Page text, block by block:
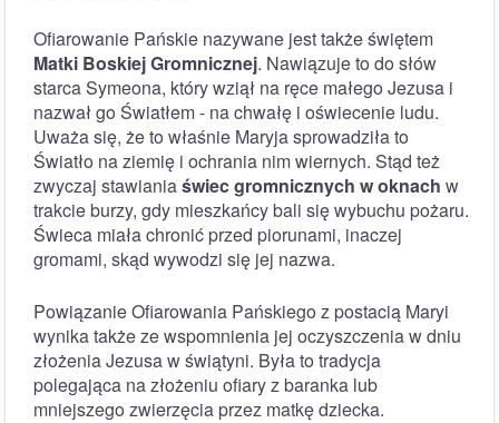
Ofiarowanie Pańskie nazywane jest także świętem
Matki Boskiej Gromnicznej. Nawiązuje to do słów
starca Symeona, który wziął na ręce małego Jezusa i
nazwał go Światłem - na chwałę i oświecenie ludu.
Uważa się, że to właśnie Maryja sprowadziła to
Światło na ziemię i ochrania nim wiernych. Stąd też
zwyczaj stawianiaświec gromnicznych w oknach w
trakcie burzy, gdy mieszkańcy bali się wybuchu pożaru.
Świeca miała chronić przed piorunami, inaczej
gromami, skąd wywodzi się jej nazwa.
Powiązanie Ofiarowania Pańskiego z postacią Maryi
wynika także ze wspomnienia jej oczyszczenia w dniu
złożenia Jezusa w świątyni. Była to tradycja
polegająca na złożeniu ofiary z baranka lub
mniejszego zwierzęcia przez matkę dziecka.